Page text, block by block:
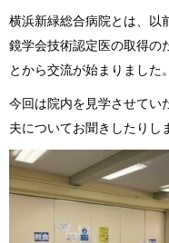
横浜新緑総合病院とは、以
鏡学会技術認定医の取得の
とから交流が始まりました。
今回は院内を見学させてい
夫についてお聞きしたりし